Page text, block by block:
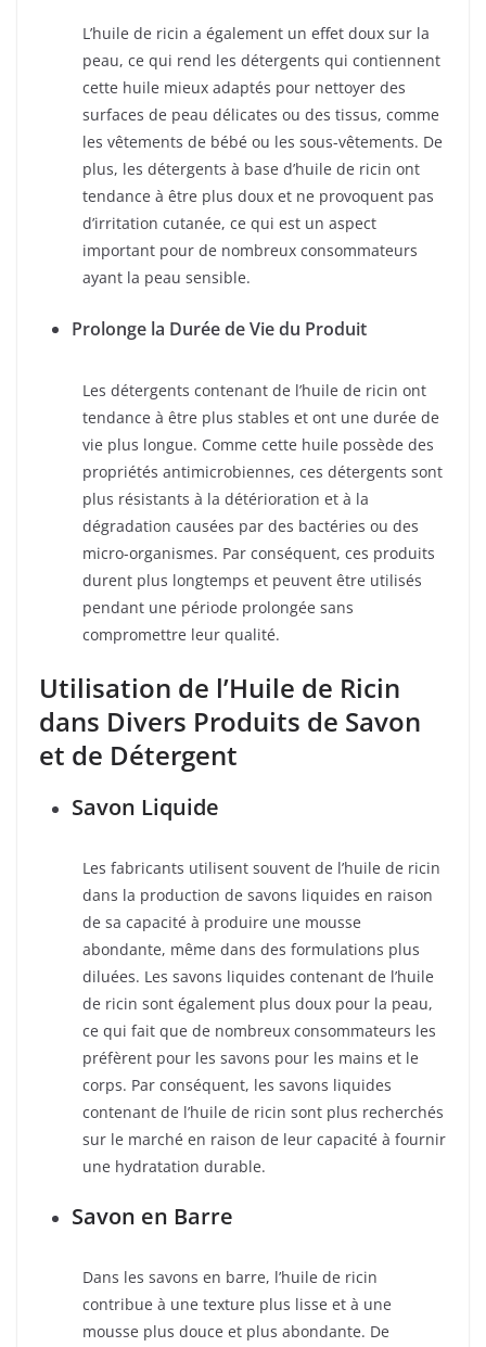
L’huile de ricin a également un effet doux sur la
peau, ce qui rend les détergents qui contiennent
cette huile mieux adaptés pour nettoyer des
surfaces de peau délicates ou des tissus, comme
les vêtements de bébé ou les sous-vêtements. De
plus, les détergents à base d’huile de ricin ont
tendance à être plus doux et ne provoquent pas
d’irritation cutanée, ce qui est un aspect
important pour de nombreux consommateurs
ayant la peau sensible.
Prolonge la Durée de Vie du Produit
Les détergents contenant de l’huile de ricin ont
tendance à être plus stables et ont une durée de
vie plus longue. Comme cette huile possède des
propriétés antimicrobiennes, ces détergents sont
plus résistants à la détérioration et à la
dégradation causées par des bactéries ou des
micro-organismes. Par conséquent, ces produits
durent plus longtemps et peuvent être utilisés
pendant une période prolongée sans
compromettre leur qualité.
Utilisation de l’Huile de Ricin
dans Divers Produits de Savon
et de Détergent
Savon Liquide
Les fabricants utilisent souvent de l’huile de ricin
dans la production de savons liquides en raison
de sa capacité à produire une mousse
abondante, même dans des formulations plus
diluées. Les savons liquides contenant de l’huile
de ricin sont également plus doux pour la peau,
ce qui fait que de nombreux consommateurs les
préfèrent pour les savons pour les mains et le
corps. Par conséquent, les savons liquides
contenant de l’huile de ricin sont plus recherchés
sur le marché en raison de leur capacité à fournir
une hydratation durable.
Savon en Barre
Dans les savons en barre, l’huile de ricin
contribue à une texture plus lisse et à une
mousse plus douce et plus abondante. De